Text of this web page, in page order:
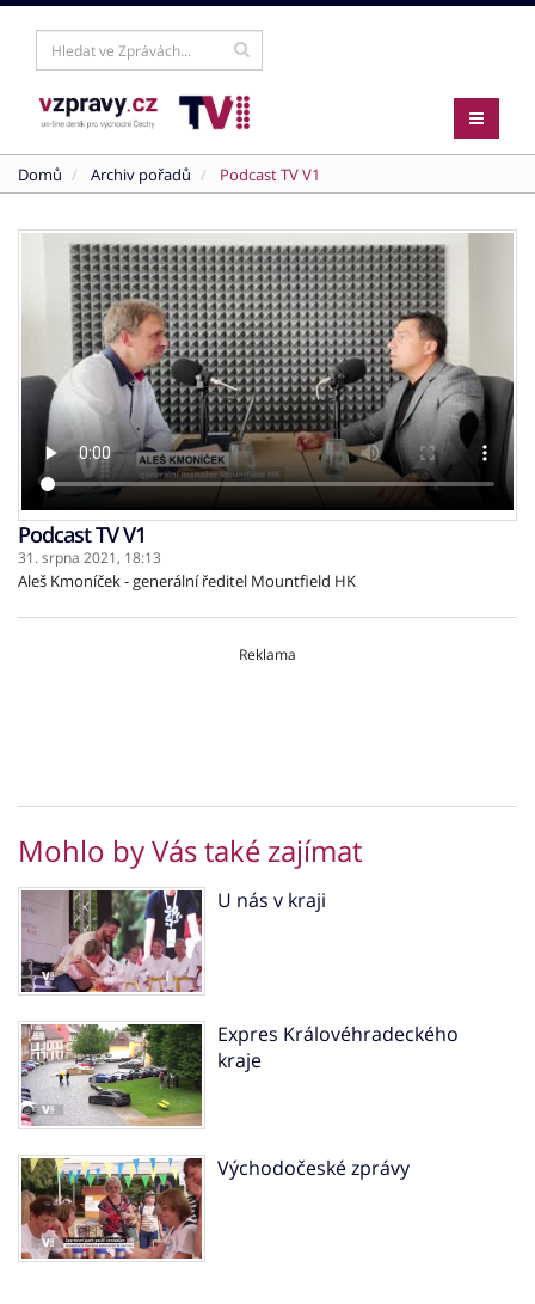
Domů Archiv pořadů Podcast TV V1
Podcast TV V1
31. srpna 2021, 18:13
Aleš Kmoníček - generální ředitel Mountfield HK
Reklama
Mohlo by Vás také zajímat
U nás v kraji
Expres Královéhradeckého
kraje
Východočeské zprávy